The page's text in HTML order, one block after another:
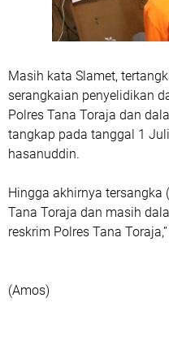
Masih kata Slamet,
serangkaian penyelidikan
Polres Tana Toraja dan
tangkap pada tanggal 1
hasanuddin.
Hingga akhirnya tersangka
Tana Toraja dan masih
reskrim Polres Tana
(Amos)